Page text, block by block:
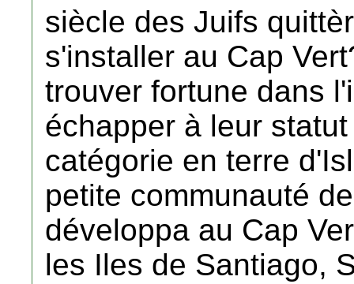
siècle des Juifs
s'installer au Cap
trouver fortune dans
échapper à leur
catégorie en terre
petite communauté
développa au Cap
les Iles de Santiago,